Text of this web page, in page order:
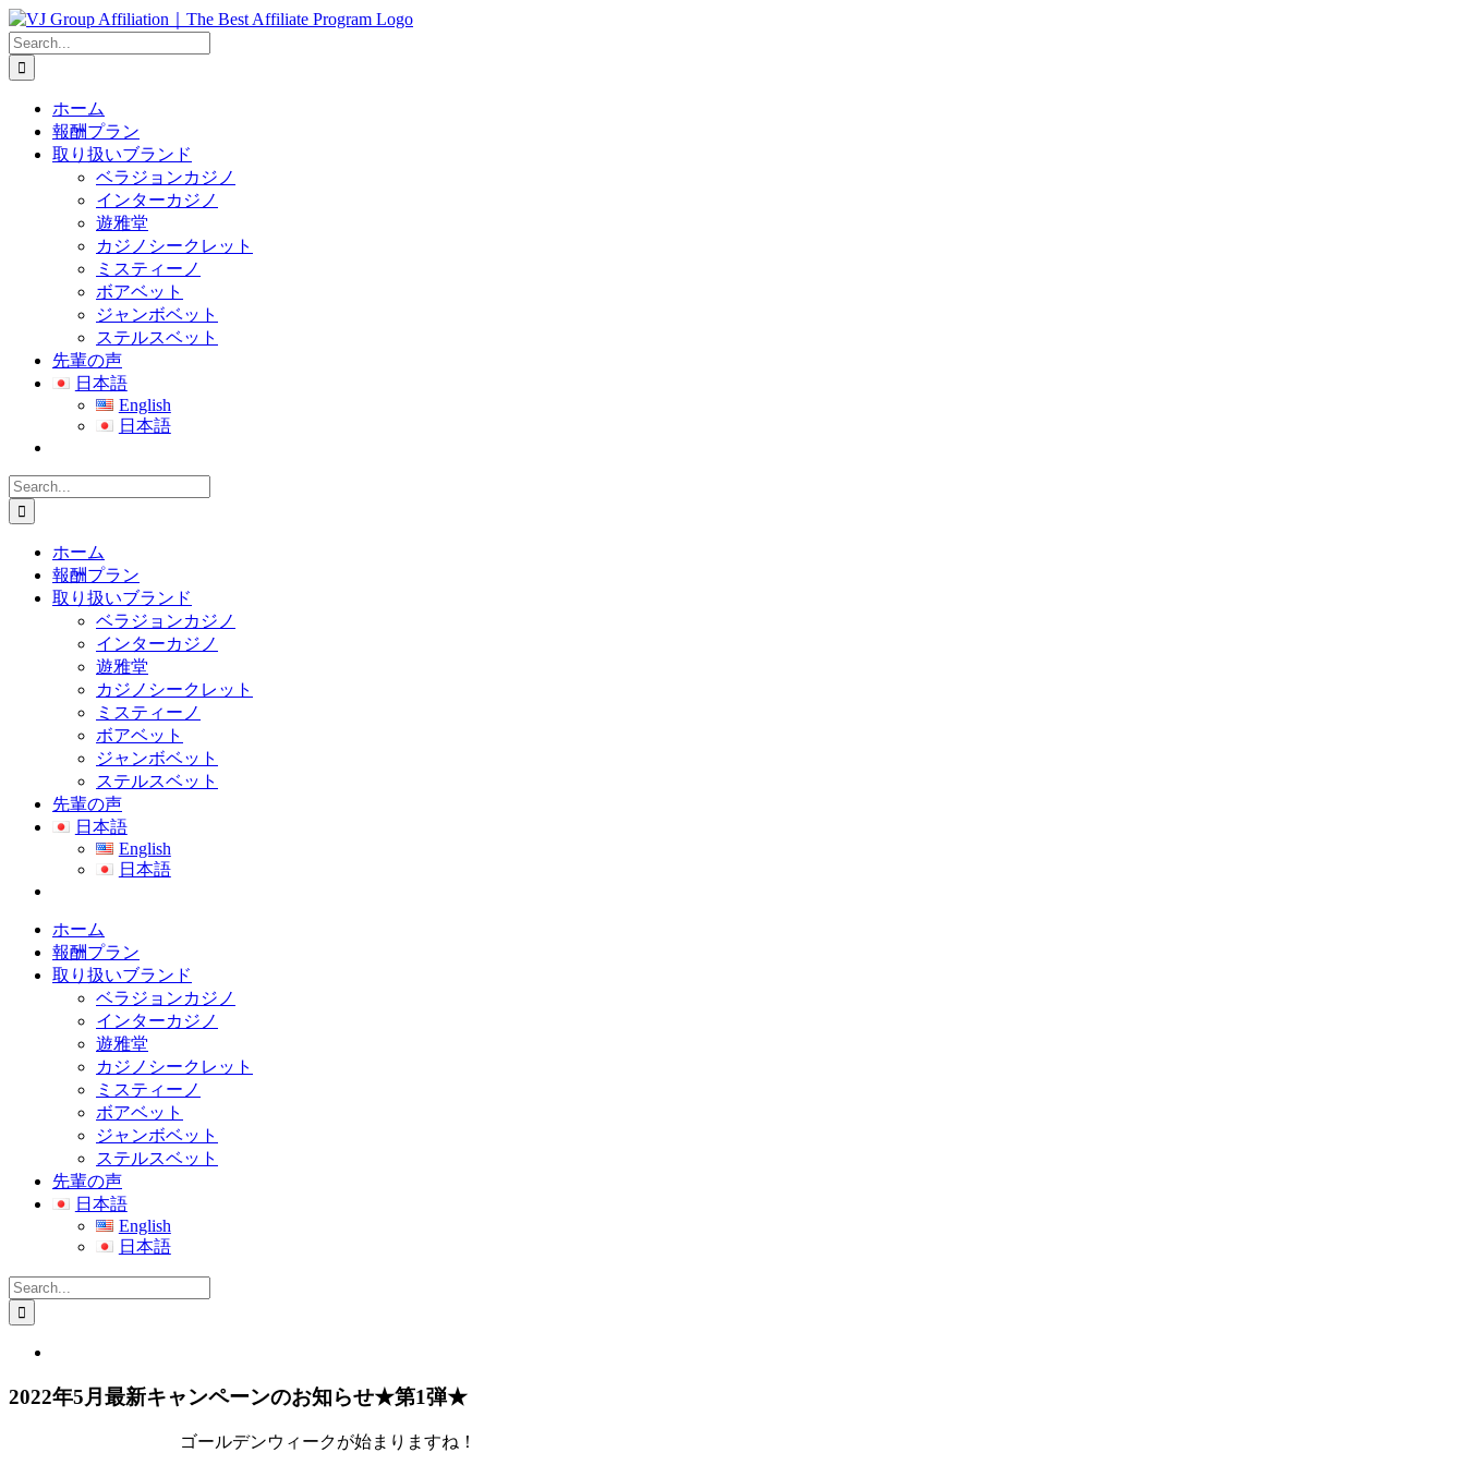
Skip
to
content
Search
for:
ホーム
報酬プラン
取り扱いブランド
ベラジョンカジノ
インターカジノ
遊雅堂
カジノシークレット
ミスティーノ
ボアベット
ジャンボベット
ステルスベット
先輩の声
日本語
English
日本語
Search
for:
ホーム
報酬プラン
取り扱いブランド
ベラジョンカジノ
インターカジノ
遊雅堂
カジノシークレット
ミスティーノ
ボアベット
ジャンボベット
ステルスベット
先輩の声
日本語
English
日本語
ホーム
報酬プラン
取り扱いブランド
ベラジョンカジノ
インターカジノ
遊雅堂
カジノシークレット
ミスティーノ
ボアベット
ジャンボベット
ステルスベット
先輩の声
日本語
English
日本語
Search
for:
Image
2022年5月最新キャンペーンのお知らせ★第1弾★
ゴールデンウィークが始まりますね！